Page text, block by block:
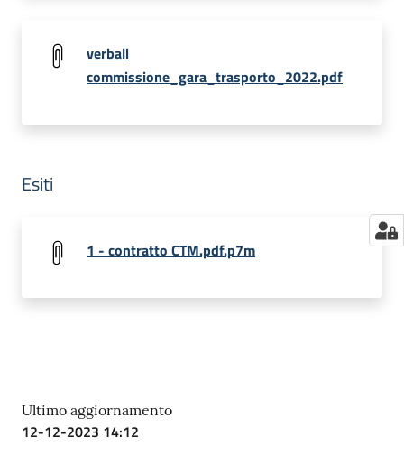
verbali
commissione_gara_trasporto_2022.pdf
Esiti
1 - contratto CTM.pdf.p7m
Ultimo aggiornamento
12-12-2023 14:12